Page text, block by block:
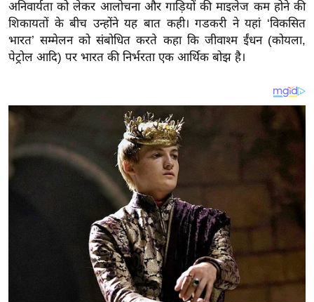
रा
य
ब
ज
खे
ल
क्रि
के
अनिवार्यता को लेकर आलोचना और गाड़ियों की माइलेज कम होने की
शिकायतों के बीच उन्होंने यह बात कही। गडकरी ने यहां ‘विकसित
भारत’ सम्मेलन को संबोधित करते कहा कि जीवाश्म ईंधन (कोयला,
पेट्रोल आदि) पर भारत की निर्भरता एक आर्थिक बोझ है।